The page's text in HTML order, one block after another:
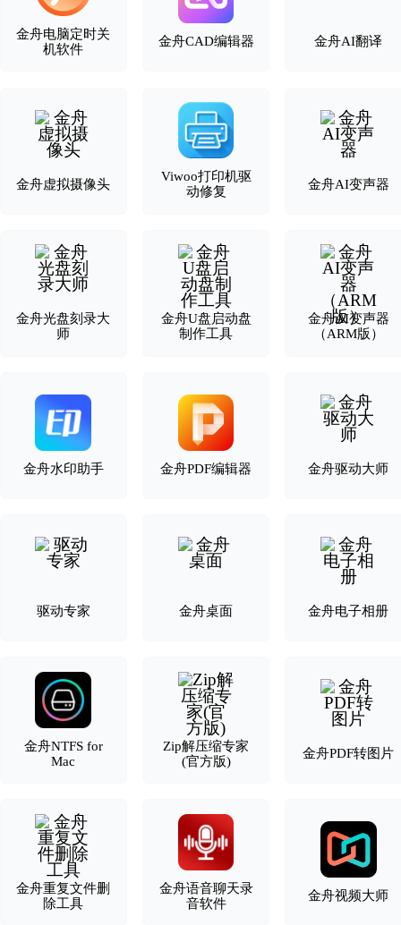
金舟电脑定时关
机软件
金舟CAD编辑器 金舟AI翻译
金舟虚拟摄像头
Viwoo打印机驱
动修复
金舟AI变声器
金舟光盘刻录大
师
金舟U盘启动盘
制作工具
金舟AI变声器
（ARM版）
金舟水印助手 金舟PDF编辑器 金舟驱动大师
驱动专家 金舟桌面 金舟电子相册
金舟NTFS for
Mac
Zip解压缩专家
(官方版)
金舟PDF转图片
金舟重复文件删
除工具
金舟语音聊天录
音软件
金舟视频大师